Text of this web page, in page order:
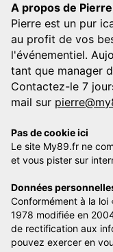
A propos de
Pierre est un pur
au profit de vos
l'événementiel.
tant que manager
Contactez-le 7
mail sur
Pas de cookie ici
Le site My89.fr ne
et vous pister sur
Données
Conformément à la
1978 modifiée en
de rectification aux
pouvez exercer en